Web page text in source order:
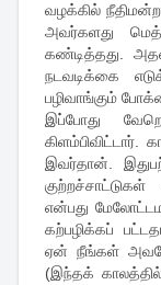
வழக்கில்
அவர்களது
கண்டித்தது.
நடவடிக்கை
பழிவாங்கும்
இப்போது
கிளம்பிவிட்டார்.
இவர்தான்.
என்பது
கற்பழிக்கப்
ஏன் நீங்கள்
(இந்தக்